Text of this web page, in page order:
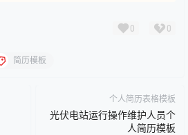
0 0
简历模板
个人简历表格模板
光伏电站运行操作维护人员个
人简历模板